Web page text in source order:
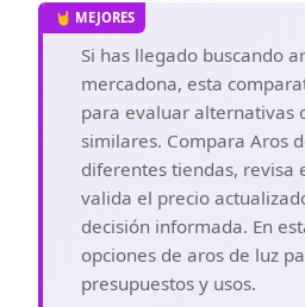
firme y sin riesgo de
sesiones de
🛍️ [DOBLE BOLSA
REFORZADA] –
Incluimos dos
para proteger y
como el trípode por
tu equipo seguro y
sesiones exteriores o
guardarlo sin que
Si has llegado buscando
mercadona, esta
para evaluar alternativas
similares. Compara Aros
diferentes tiendas, revisa
valida el precio
decisión informada. En
opciones de aros de luz
presupuestos y usos.